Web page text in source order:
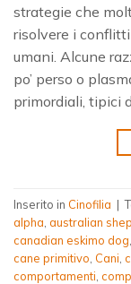
strategie che
risolvere i
umani. Alcune
po’ perso o
primordiali, tipici
Inserito in Cinofilia |
alpha australian
canadian eskimo dog
cane primitivo Cani
comportamenti